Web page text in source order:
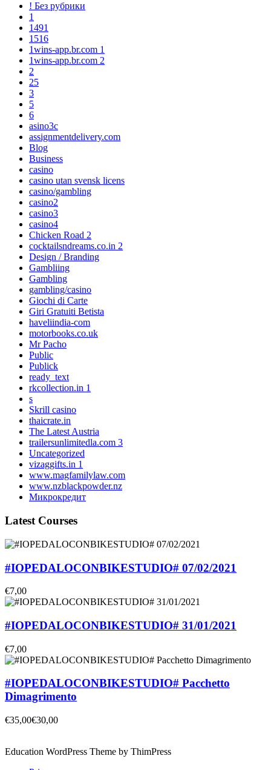
! Без рубрики
1
1491
1516
1wins-app.br.com 1
1wins-app.br.com 2
2
25
3
5
6
asino3c
assignmentdelivery.com
Blog
Business
casino
casino utan svensk licens
casino/gambling
casino2
casino3
casino4
Chicken Road 2
cocktailsndreams.co.in 2
Design / Branding
Gambliing
Gambling
gambling/casino
Giochi di Carte
Giri Gratuiti Betista
haveliindia-com
motorbooks.co.uk
Mr Pacho
Public
Publick
ready_text
rkcollection.in 1
s
Skrill casino
thaicrate.in
The Latest Austria
trailersunlimitedla.com 3
Uncategorized
vizaggifts.in 1
www.magfamilylaw.com
www.nzblackpowder.nz
Микрокредит
Latest Courses
#IOPEDALOCONBIKESTUDIO# 07/02/2021
€7,00
#IOPEDALOCONBIKESTUDIO# 31/01/2021
€7,00
#IOPEDALOCONBIKESTUDIO# Pacchetto
Dimagrimento
€35,00€30,00
Education WordPress Theme by ThimPress